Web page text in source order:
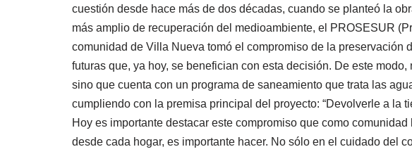
cuestión desde hace más de dos décadas, cuando se planteó la
más amplio de recuperación del medioambiente, el PROSESUR
comunidad de Villa Nueva tomó el compromiso de la
futuras que, ya hoy, se benefician con esta decisión. De este
sino que cuenta con un programa de saneamiento que trata las
cumpliendo con la premisa principal del proyecto: “Devolverle a la
Hoy es importante destacar este compromiso que como
desde cada hogar, es importante hacer. No sólo en el cuidado del